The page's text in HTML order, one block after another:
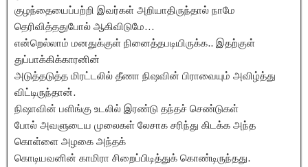
குழந்தையைப்பற்றி இவர்கள் அறியாதிருந்தால் நாமே
தெரிவித்ததுபோல் ஆகிவிடுமே…
என்றெல்லாம் மனதுக்குள் நினைத்தபடியிருக்க.. இதற்குள்
துப்பாக்கிக்காரனின்
அடுத்தடுத்த மிரட்டலில் தீணா நிஷவின் பிராவையும் அவிழ்த்து
விட்டிருந்தான்.
நிஷாவின் பளிங்கு உடலில் இரண்டு தந்தச் செண்டுகள்
போல் அவளுடைய முலைகள் லேசாக சரிந்து கிடக்க அந்த
கொள்ளை அழகை அந்தக்
கொடியவனின் காமிரா சிறைப்பிடித்துக் கொண்டிருந்தது.